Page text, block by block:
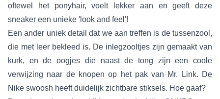
oftewel het ponyhair, voelt lekker aan en geeft deze
sneaker een unieke 'look and feel'!
Een ander uniek detail dat we aan treffen is de tussenzool,
die met leer bekleed is. De inlegzooltjes zijn gemaakt van
kurk, en de oogjes die naast de tong zijn een coole
verwijzing naar de knopen op het pak van Mr. Link. De
Nike swoosh heeft duidelijk zichtbare stiksels. Hoe gaaf?